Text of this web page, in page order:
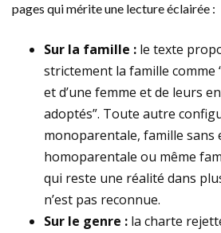
pages qui mérite une lecture éclairée :
Sur la famille : le texte
strictement la famille comme
et d’une femme et de leurs
adoptés”. Toute autre
monoparentale, famille sans
homoparentale ou même
qui reste une réalité dans
n’est pas reconnue.
Sur le genre : la charte